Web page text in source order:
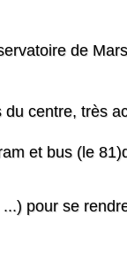
de
centre, très
et bus (le
pour se